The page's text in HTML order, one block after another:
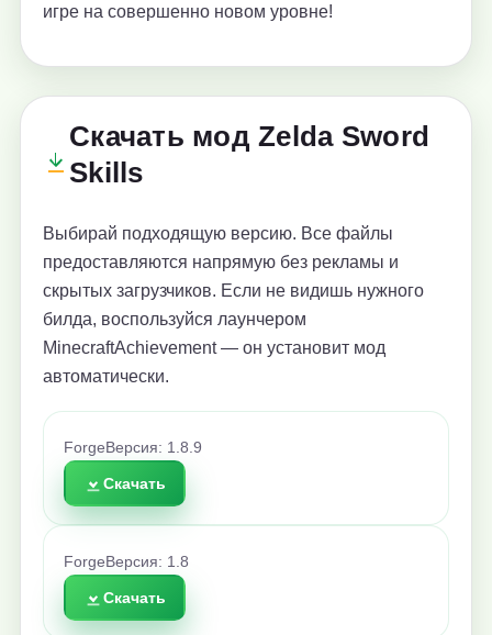
игре на совершенно новом уровне!
Скачать мод Zelda Sword
Skills
Выбирай подходящую версию. Все файлы
предоставляются напрямую без рекламы и
скрытых загрузчиков. Если не видишь нужного
билда, воспользуйся лаунчером
MinecraftAchievement — он установит мод
автоматически.
Forge Версия: 1.8.9
Скачать
Forge Версия: 1.8
Скачать